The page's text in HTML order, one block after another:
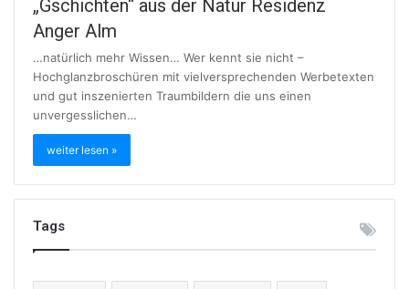
„Gschichten“ aus der Natur Residenz
Anger Alm
…natürlich mehr Wissen… Wer kennt sie nicht –
Hochglanzbroschüren mit vielversprechenden Werbetexten
und gut inszenierten Traumbildern die uns einen
unvergesslichen…
weiter lesen »
Tags